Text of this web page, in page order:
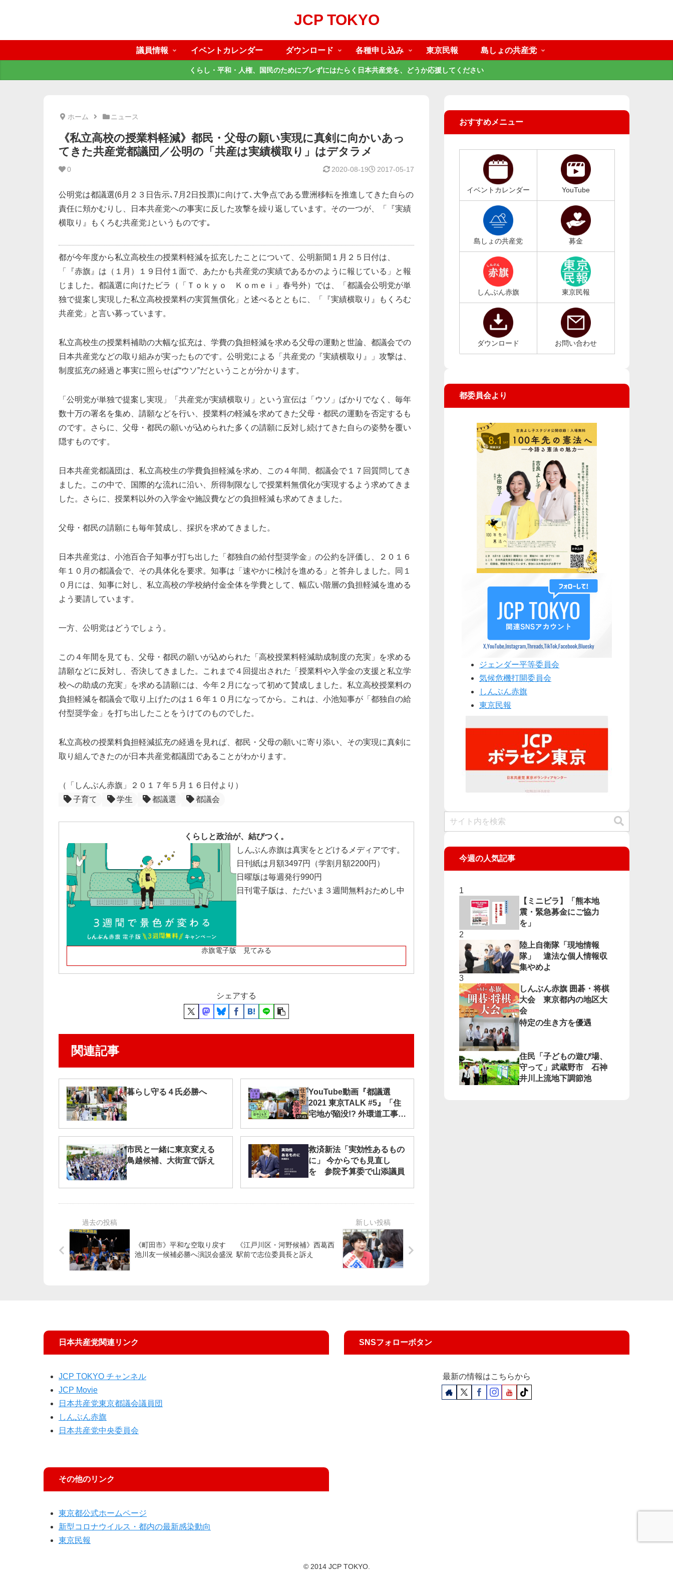
JCP TOKYO
議員情報 イベントカレンダー ダウンロード 各種申し込み 東京民報 島しょの共産党
くらし・平和・人権、国民のためにブレずにはたらく日本共産党を、どうか応援してください
ホーム ニュース
《私立高校の授業料軽減》都民・父母の願い実現に真剣に向かいあっ
てきた共産党都議団／公明の「共産は実績横取り」はデタラメ
0 2017-05-17
2020-08-19
公明党は都議選(6月２３日告示､7月2日投票)に向けて､大争点である豊洲移転を推進してきた自らの
責任に頬かむりし、日本共産党への事実に反した攻撃を繰り返しています。その一つが、「『実績
横取り』もくろむ共産党｣というものです｡
都が今年度から私立高校生の授業料軽減を拡充したことについて、公明新聞１月２５日付は、
「『赤旗』は（１月）１９日付１面で、あたかも共産党の実績であるかのように報じている」と報
じました。都議選に向けたビラ（「Ｔｏｋｙｏ Ｋｏｍｅｉ」春号外）では、「都議会公明党が単
独で提案し実現した私立高校授業料の実質無償化」と述べるとともに、「『実績横取り』もくろむ
共産党」と言い募っています。
私立高校生の授業料補助の大幅な拡充は、学費の負担軽減を求める父母の運動と世論、都議会での
日本共産党などの取り組みが実ったものです。公明党による「共産党の『実績横取り』」攻撃は、
制度拡充の経過と事実に照らせば“ウソ”だということが分かります。
「公明党が単独で提案し実現」「共産党が実績横取り」という宣伝は「ウソ」ばかりでなく、毎年
数十万の署名を集め、請願などを行い、授業料の軽減を求めてきた父母・都民の運動を否定するも
のです。さらに、父母・都民の願いが込められた多くの請願に反対し続けてきた自らの姿勢を覆い
隠すものです。
日本共産党都議団は、私立高校生の学費負担軽減を求め、この４年間、都議会で１７回質問してき
ました。この中で、国際的な流れに沿い、所得制限なしで授業料無償化が実現するよう求めてきま
した。さらに、授業料以外の入学金や施設費などの負担軽減も求めてきました。
父母・都民の請願にも毎年賛成し、採択を求めてきました。
日本共産党は、小池百合子知事が打ち出した「都独自の給付型奨学金」の公約を評価し、２０１６
年１０月の都議会で、その具体化を要求。知事は「速やかに検討を進める」と答弁しました。同１
０月には、知事に対し、私立高校の学校納付金全体を学費として、幅広い階層の負担軽減を進める
よう要請しています。
一方、公明党はどうでしょう。
この４年間を見ても、父母・都民の願いが込められた「高校授業料軽減助成制度の充実」を求める
請願などに反対し、否決してきました。これまで４回提出された「授業料や入学金の支援と私立学
校への助成の充実」を求める請願には、今年２月になって初めて賛成しました。私立高校授業料の
負担軽減を都議会で取り上げたのは１６年１０月になってから。これは、小池知事が「都独自の給
付型奨学金」を打ち出したことをうけてのものでした。
私立高校の授業料負担軽減拡充の経過を見れば、都民・父母の願いに寄り添い、その実現に真剣に
取り組んできたのが日本共産党都議団であることがわかります。
（「しんぶん赤旗」２０１７年５月１６日付より）
子育て
学生 都議選 都議会
くらしと政治が、結びつく。
しんぶん赤旗は真実をとどけるメディアです。
日刊紙は月額3497円（学割月額2200円）
日曜版は毎週発行990円
日刊電子版は、ただいま３週間無料おためし中
赤旗電子版 見てみる
シェアする
関連記事
暮らし守る４氏必勝へ
YouTube動画『都議選
2021 東京TALK #5』「住
宅地が陥没!? 外環道工事は
予定候補（北多摩3区=調
布、狛江）
市民と一緒に東京変える
鳥越候補、大街宣で訴え
救済新法「実効性あるもの
に」 今からでも見直し
を 参院予算委で山添議員
《町田市》平和な空取り戻す
池川友一候補必勝へ演説会盛況
《江戸川区・河野候補》西葛西
駅前で志位委員長と訴え
おすすめメニュー
イベントカレンダー YouTube
島しょの共産党 募金
しんぶん赤旗 東京民報
ダウンロード お問い合わせ
都委員会より
ジェンダー平等委員会
気候危機打開委員会
しんぶん赤旗
東京民報
今週の人気記事
【ミニビラ】「熊本地
震・緊急募金にご協力
を」
陸上自衛隊「現地情報
隊」 違法な個人情報収
集やめよ
しんぶん赤旗 囲碁・将棋
大会 東京都内の地区大
会
特定の生き方を優遇
住民「子どもの遊び場、
守って」武蔵野市 石神
井川上流地下調節池
日本共産党関連リンク
JCP TOKYO チャンネル
JCP Movie
日本共産党東京都議会議員団
しんぶん赤旗
日本共産党中央委員会
その他のリンク
東京都公式ホームページ
新型コロナウイルス・都内の最新感染動向
東京民報
SNSフォローボタン
最新の情報はこちらから
© 2014 JCP TOKYO.